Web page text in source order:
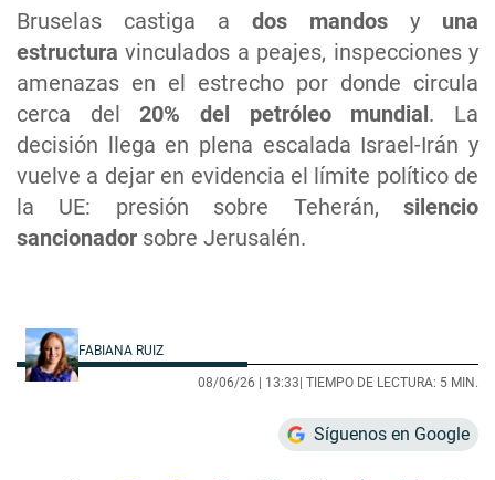
Bruselas castiga a dos mandos y una
estructura vinculados a peajes, inspecciones y
amenazas en el estrecho por donde circula
cerca del20% del petróleo mundial. La
decisión llega en plena escalada Israel-Irán y
vuelve a dejar en evidencia el límite político de
la UE: presión sobre Teherán, silencio
sancionador sobre Jerusalén.
FABIANA RUIZ
08/06/26 | 13:33| TIEMPO DE LECTURA: 5 MIN.
Síguenos en Google